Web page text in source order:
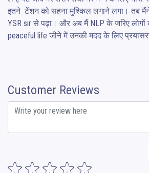
इतने  टेंशन को सहना मुश्किल लगाने लगा। तब मैंने
YSR sir से पढ़ा। और अब मैं NLP के जरिए लोगों
peaceful life जीने में उनकी मदद के लिए
Customer Reviews